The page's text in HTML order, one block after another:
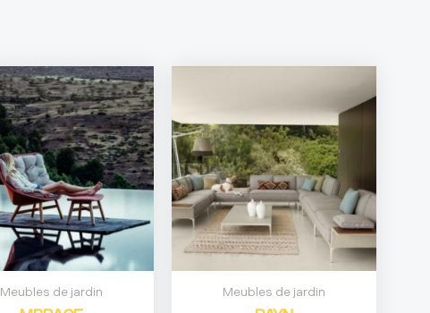
Meubles de jardin Meubles de jardin